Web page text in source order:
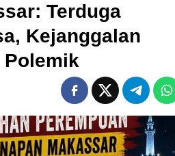
Terduga
Kejanggalan
Polemik